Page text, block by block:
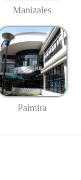
Manizales
Palmira